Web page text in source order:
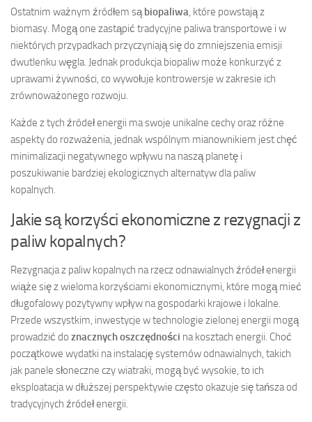
Ostatnim ważnym źródłem są biopaliwa , które powstają z
biomasy. Mogą one zastąpić tradycyjne paliwa transportowe i w
niektórych przypadkach przyczyniają się do zmniejszenia emisji
dwutlenku węgla. Jednak produkcja biopaliw może konkurzyć z
uprawami żywności, co wywołuje kontrowersje w zakresie ich
zrównoważonego rozwoju.
Każde z tych źródeł energii ma swoje unikalne cechy oraz różne
aspekty do rozważenia, jednak wspólnym mianownikiem jest chęć
minimalizacji negatywnego wpływu na naszą planetę i
poszukiwanie bardziej ekologicznych alternatyw dla paliw
kopalnych.
Jakie są korzyści ekonomiczne z rezygnacji z
paliw kopalnych?
Rezygnacja z paliw kopalnych na rzecz odnawialnych źródeł energii
wiąże się z wieloma korzyściami ekonomicznymi, które mogą mieć
długofalowy pozytywny wpływ na gospodarki krajowe i lokalne.
Przede wszystkim, inwestycje w technologie zielonej energii mogą
prowadzić do znacznych oszczędności na kosztach energii. Choć
początkowe wydatki na instalację systemów odnawialnych, takich
jak panele słoneczne czy wiatraki, mogą być wysokie, to ich
eksploatacja w dłuższej perspektywie często okazuje się tańsza od
tradycyjnych źródeł energii.